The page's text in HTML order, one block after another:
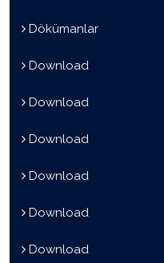
Dökümanlar
Download
Download
Download
Download
Download
Download